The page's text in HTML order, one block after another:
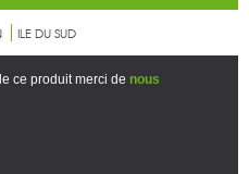
ILE DU SUD
ce produit merci de nous